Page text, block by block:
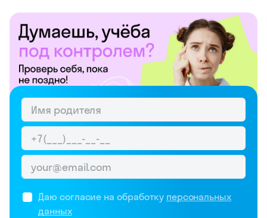
Даю согласие на обработку персональных
данных